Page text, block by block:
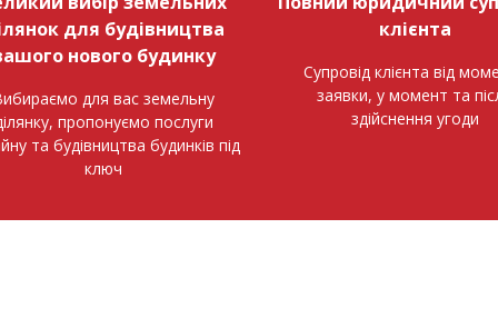
для будівництва
нового будинку
для вас земельну
пропонуємо послуги
та будівництва будинків під
ключ
клієнта
Супровід клієнта від
заявки, у момент та
здійснення угоди